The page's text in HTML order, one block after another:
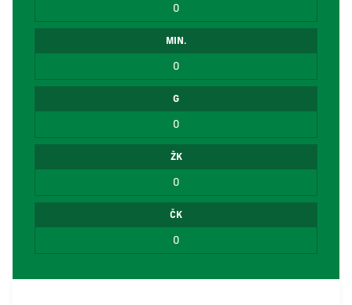
0
MIN.
0
G
0
ŽK
0
ČK
0